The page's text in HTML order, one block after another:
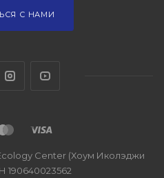
С НАМИ
Center (Хоум Иколэджи
190640023562